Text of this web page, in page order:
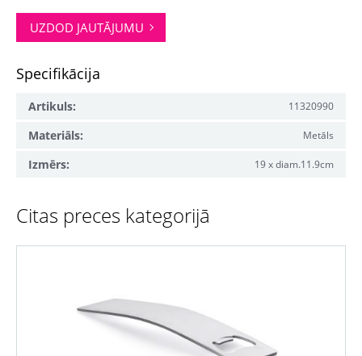
UZDOD JAUTĀJUMU
Specifikācija
Artikuls: 11320990
Materiāls: Metāls
Izmērs: 19 x diam.11.9cm
Citas preces kategorijā